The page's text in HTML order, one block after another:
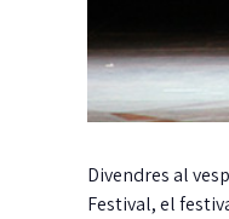
Divendres al
Festival, el